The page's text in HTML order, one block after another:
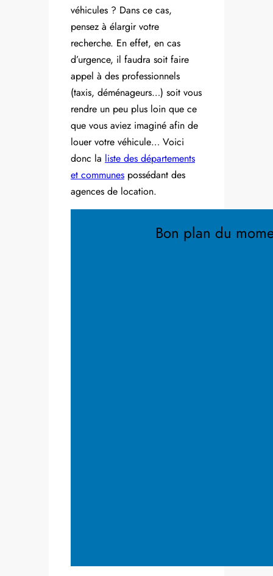
véhicules ? Dans ce cas,
pensez à élargir votre
recherche. En effet, en cas
d’urgence, il faudra soit faire
appel à des professionnels
(taxis, déménageurs…) soit vous
rendre un peu plus loin que ce
que vous aviez imaginé afin de
louer votre véhicule… Voici
donc la liste des départements
et communes possédant des
agences de location.
Bon plan du